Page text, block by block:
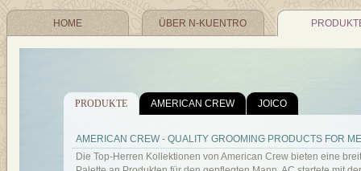
HOME ÜBER N-KUENTRO
PRODUKTE AMERICAN CREW JOICO
AMERICAN CREW - QUALITY GROOMING PRODUCTS FOR
Die Top-Herren Kollektionen von American Crew bieten eine